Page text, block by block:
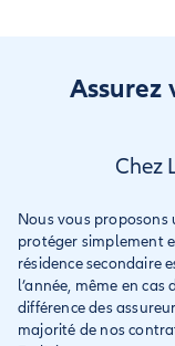
Assurez
Chez
Nous vous proposons
protéger simplement
résidence secondaire
l’année, même en
différence des
majorité de nos